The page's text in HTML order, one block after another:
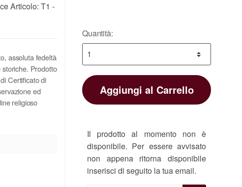
Articolo: T1 -
assoluta fedeltà
storiche. Prodotto
Certificato di
ed
religioso
Quantità:
Aggiungi al Carrello
Il prodotto al momento non è
disponibile. Per essere avvisato
non appena ritorna disponibile
inserisci di seguito la tua email.